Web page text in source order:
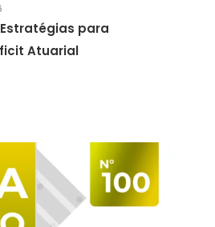
Estratégias para
Atuarial